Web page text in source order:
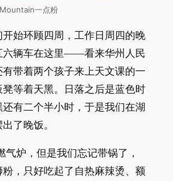
一点粉
始环顾四周，工作日周四的晚
六辆车在这里——看来华州人民
带着两个孩子来上天文课的一
等着天黑。日落之后是蓝色时
有二个半小时，于是我们在湖
了晚饭。
气炉，但是我们忘记带锅了，
，只好吃起了自热麻辣烫、额